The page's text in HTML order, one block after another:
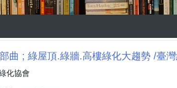
曲 ; 綠屋頂.綠牆.高樓綠化大趨勢 /臺
化協會